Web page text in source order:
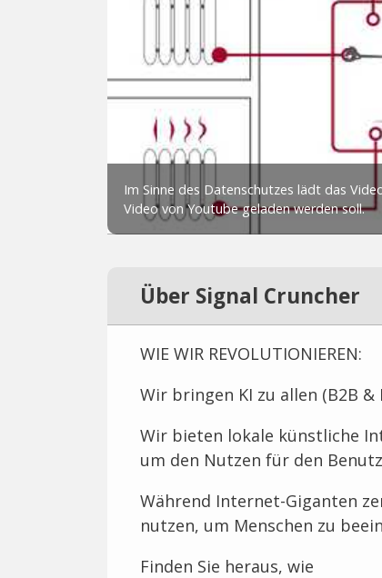
Über Signal Cruncher
WIE WIR REVOLUTIONIEREN:
Wir bringen KI zu allen (B2B &
Wir bieten lokale künstliche
um den Nutzen für den
Während Internet-Giganten
nutzen, um Menschen zu
Finden Sie heraus, wie